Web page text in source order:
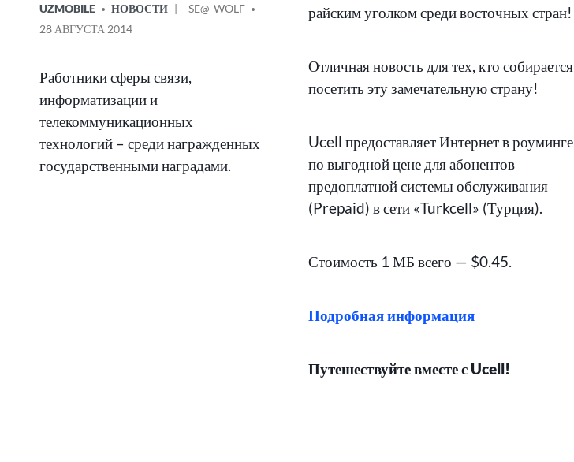
ОПУБЛИКОВАНО
В
UZMOBILE НОВОСТИ
СООБЩЕНИЕ
SE@-WOLF
28 АВГУСТА 2014
Работники сферы связи,
информатизации и
телекоммуникационных
технологий – среди награжденных
государственными наградами.
райским уголком среди восточных стран!
Отличная новость для тех, кто собирается
посетить эту замечательную страну!
Ucell предоставляет Интернет в роуминге
по выгодной цене для абонентов
предоплатной системы обслуживания
(Prepaid) в сети «Turkcell» (Турция).
Стоимость 1 МБ всего — $0.45.
Подробная информация
Путешествуйте вместе с Ucell!